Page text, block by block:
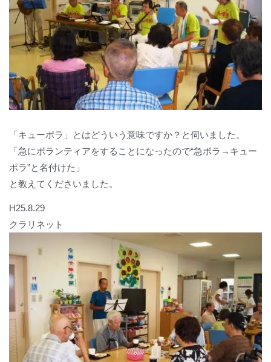
「キューポラ」とはどういう意味ですか？と伺いました。
「急にボランティアをすることになったので“急ボラ→キュー
ポラ”と名付けた」
と教えてくださいました。
H25.8.29
クラリネット